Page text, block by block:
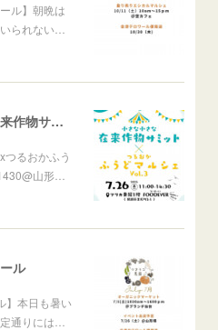
ル】朝晩は
られない…
7/26（土）小さな小さな在来作物サミットXつるおかふうどマルシェ
るおかふう
山形…
ル
】本日も暑い
通りには…